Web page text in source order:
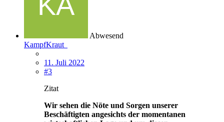
Abwesend
KampfKraut
11. Juli 2022
#3
Zitat
Wir sehen die Nöte und Sorgen unserer
Beschäftigten angesichts der momentanen